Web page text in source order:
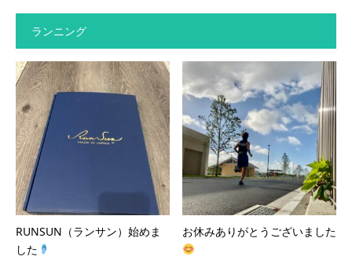
ランニング
RUNSUN（ランサン）始めま
した
お休みありがとうございました